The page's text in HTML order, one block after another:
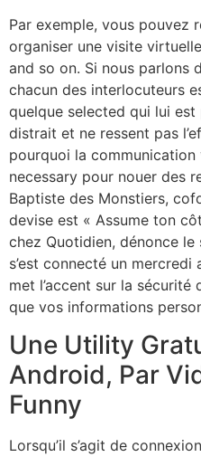
Par exemple, vous pouvez
organiser une visite
and so on. Si nous parlons
chacun des interlocuteurs
quelque selected qui lui
distrait et ne ressent pas
pourquoi la
necessary pour nouer des
Baptiste des Monstiers,
devise est « Assume ton
chez Quotidien, dénonce le
s’est connecté un
met l’accent sur la
que vos informations
Une Utility
Android, Par
Funny
Lorsqu’il s’agit de